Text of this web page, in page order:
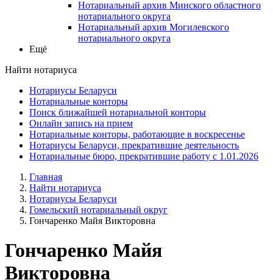
Нотариальный архив Минского областного
нотариального округа
Нотариальный архив Могилевского
нотариального округа
Ещё
Найти нотариуса
Нотариусы Беларуси
Нотариальные конторы
Поиск ближайшей нотариальной конторы
Онлайн запись на прием
Нотариальные конторы, работающие в воскресенье
Нотариусы Беларуси, прекратившие деятельность
Нотариальные бюро, прекратившие работу с 1.01.2026
Главная
Найти нотариуса
Нотариусы Беларуси
Гомельский нотариальный округ
Гончаренко Майя Викторовна
Гончаренко Майя
Викторовна